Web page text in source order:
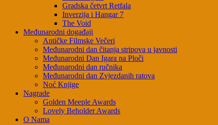
Gradska četvrt Retfala
Inverzija i Hangar 7
The Void
Međunarodni događaji
Antičke Filmske Večeri
Međunarodni dan čitanja stripova u javnosti
Međunarodni Dan Igara na Ploči
Međunarodni dan ručnika
Međunarodni dan Zvjezdanih ratova
Noć Knjige
Nagrade
Golden Meeple Awards
Lovely Beholder Awards
O Nama